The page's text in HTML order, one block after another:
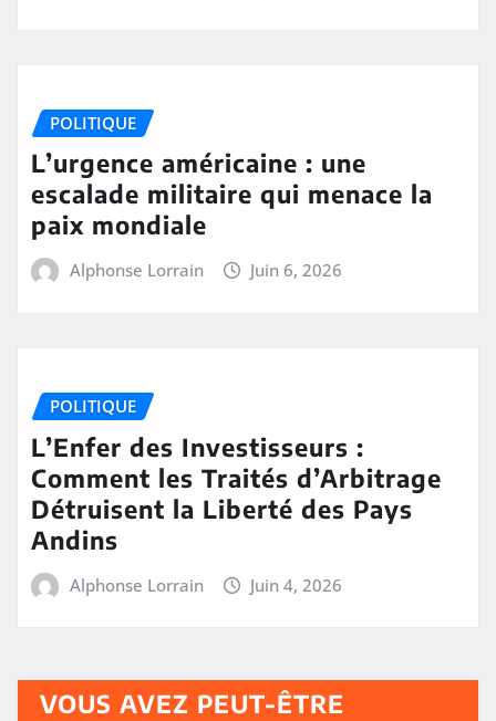
POLITIQUE
L’urgence américaine : une
escalade militaire qui menace la
paix mondiale
Alphonse Lorrain Juin 6, 2026
POLITIQUE
L’Enfer des Investisseurs :
Comment les Traités d’Arbitrage
Détruisent la Liberté des Pays
Andins
Alphonse Lorrain Juin 4, 2026
VOUS AVEZ PEUT-ÊTRE